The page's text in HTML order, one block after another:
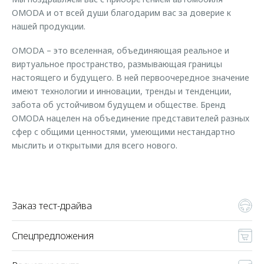
Страхование
Кредитный калькулятор
Аксессуары
Одежда и сувениры
Оригинальные аксессуары
Запчасти
Трейд-ин
Калькулятор трейд-ин
Клиентская поддержка
O&J Автоклуб
Клуб владельцев OMODA
Приложение O&J
Аксессуары
Одежда и сувениры
Оригинальные аксессуары
Обратная связь
OMODA и от всей души благодарим вас за доверие к
нашей продукции.
OMODA – это вселенная, объединяющая реальное и
виртуальное пространство, размывающая границы
настоящего и будущего. В ней первоочередное значение
имеют технологии и инновации, тренды и тенденции,
забота об устойчивом будущем и обществе. Бренд
OMODA нацелен на объединение представителей разных
сфер с общими ценностями, умеющими нестандартно
мыслить и открытыми для всего нового.
Заказ тест-драйва
Спецпредложения